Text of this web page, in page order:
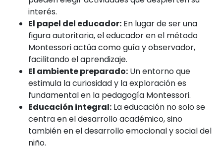
interés.
El papel del educador: En lugar de ser una
figura autoritaria, el educador en el método
Montessori actúa como guía y observador,
facilitando el aprendizaje.
El ambiente preparado: Un entorno que
estimula la curiosidad y la exploración es
fundamental en la pedagogía Montessori.
Educación integral: La educación no solo se
centra en el desarrollo académico, sino
también en el desarrollo emocional y social del
niño.